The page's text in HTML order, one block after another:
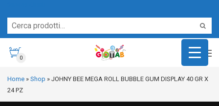
0
Home » Shop » JOHNY BEE MEGA ROLL BUBBLE GUM DISPLAY 40 GR X
24 PZ